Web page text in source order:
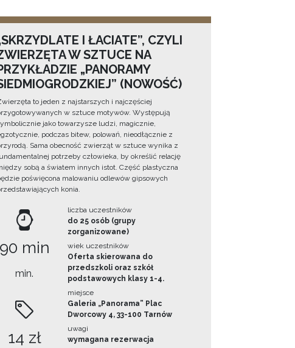
I ŁACIATE”, CZYLI
W SZTUCE NA
„PANORAMY
(NOWOŚĆ)
to jeden z najstarszych i najczęściej
w sztuce motywów. Występują
jako towarzysze ludzi, magicznie,
podczas bitew, polowań, nieodłącznie z
Sama obecność zwierząt w sztuce wynika z
potrzeby człowieka, by określić relację
sobą a światem innych istot. Część plastyczna
poświęcona malowaniu odlewów gipsowych
konia.
90 min
min.
14 zł
liczba uczestników
do 25 osób (grupy
zorganizowane)
wiek uczestników
Oferta skierowana do
przedszkoli oraz szkół
podstawowych klasy 1-4.
miejsce
Galeria „Panorama” Plac
Dworcowy 4, 33-100 Tarnów
uwagi
wymagana rezerwacja